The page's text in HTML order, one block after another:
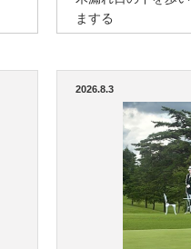
まする
2026.8.3